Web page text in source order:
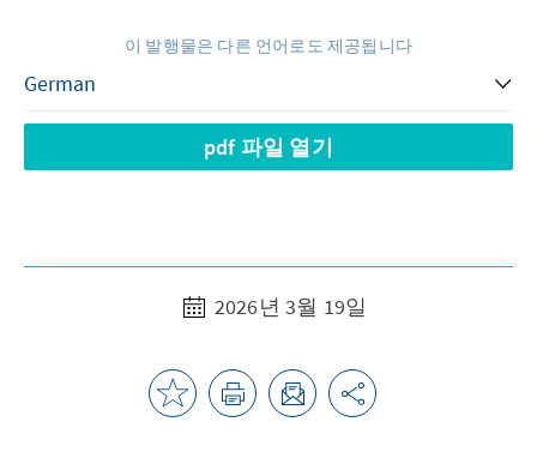
이 발행물은 다른 언어로도 제공됩니다
pdf 파일 열기
2026년 3월 19일